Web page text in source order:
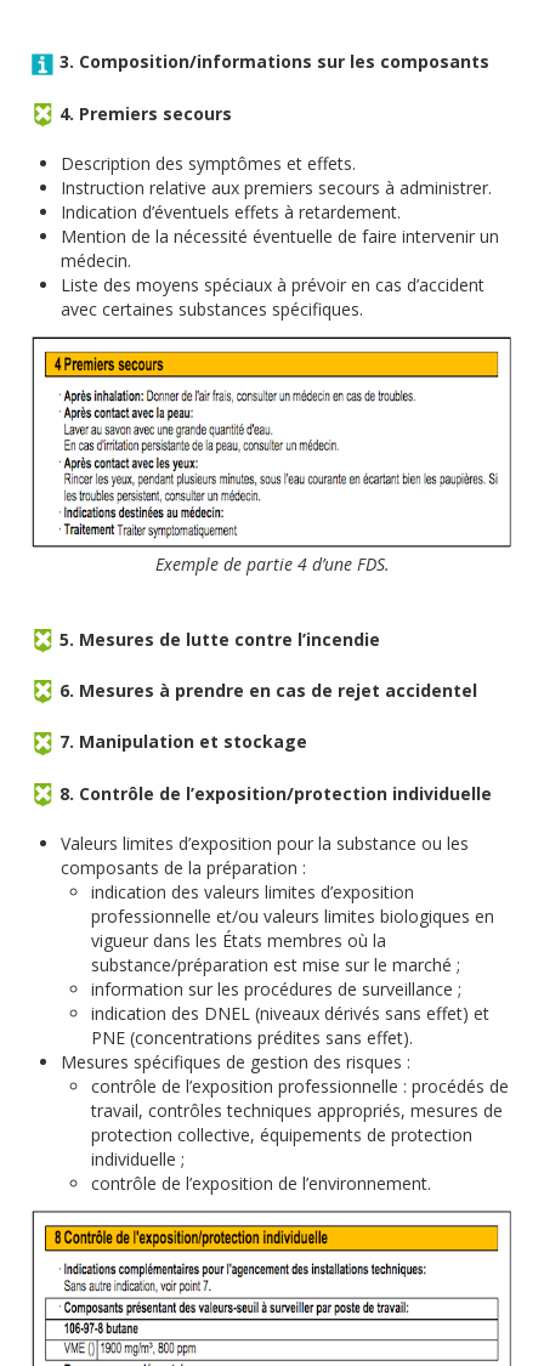
3. Composition/informations sur les composants
4. Premiers secours
Description des symptômes et effets.
Instruction relative aux premiers secours à administrer.
Indication d’éventuels effets à retardement.
Mention de la nécessité éventuelle de faire intervenir un
médecin.
Liste des moyens spéciaux à prévoir en cas d’accident
avec certaines substances spécifiques.
Exemple de partie 4 d’une FDS.
5. Mesures de lutte contre l’incendie
6. Mesures à prendre en cas de rejet accidentel
7. Manipulation et stockage
8. Contrôle de l’exposition/protection individuelle
Valeurs limites d’exposition pour la substance ou les
composants de la préparation :
indication des valeurs limites d’exposition
professionnelle et/ou valeurs limites biologiques en
vigueur dans les États membres où la
substance/préparation est mise sur le marché ;
information sur les procédures de surveillance ;
indication des DNEL (niveaux dérivés sans effet) et
PNE (concentrations prédites sans effet).
Mesures spécifiques de gestion des risques :
contrôle de l’exposition professionnelle : procédés de
travail, contrôles techniques appropriés, mesures de
protection collective, équipements de protection
individuelle ;
contrôle de l’exposition de l’environnement.